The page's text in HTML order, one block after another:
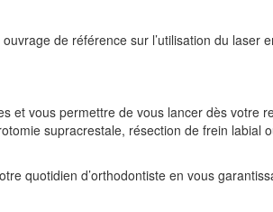
de référence sur l’utilisation du laser
et vous permettre de vous lancer dès votre
supracrestale, résection de frein labial
quotidien d’orthodontiste en vous